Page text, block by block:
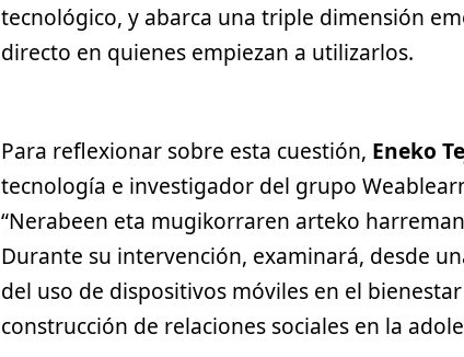
tecnológico, y abarca una triple dimensión
directo en quienes empiezan a utilizarlos.
Para reflexionar sobre esta cuestión, Eneko
tecnología e investigador del grupo
“Nerabeen eta mugikorraren arteko
Durante su intervención, examinará, desde
del uso de dispositivos móviles en el
construcción de relaciones sociales en la